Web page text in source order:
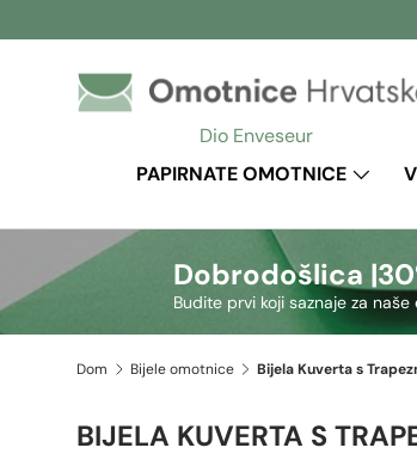
Preskoči na sadržaj
Dio Enveseur
PAPIRNATE OMOTNICE
Dobrodošlica |
Budite prvi koji saznaje za
Dom Bijele omotnice
BIJELA KUVERTA S